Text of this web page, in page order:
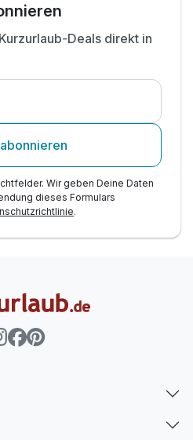
Höhenflug
Deals direkt in
Wir geben Deine Daten
dieses Formulars
.